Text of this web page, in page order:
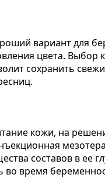
вариант для
цвета.
сохранить
кожи, на
составов в ее
время